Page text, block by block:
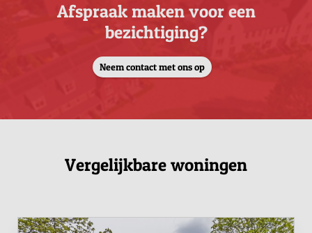
Afspraak maken voor een
bezichtiging?
Neem contact met ons op
Vergelijkbare woningen